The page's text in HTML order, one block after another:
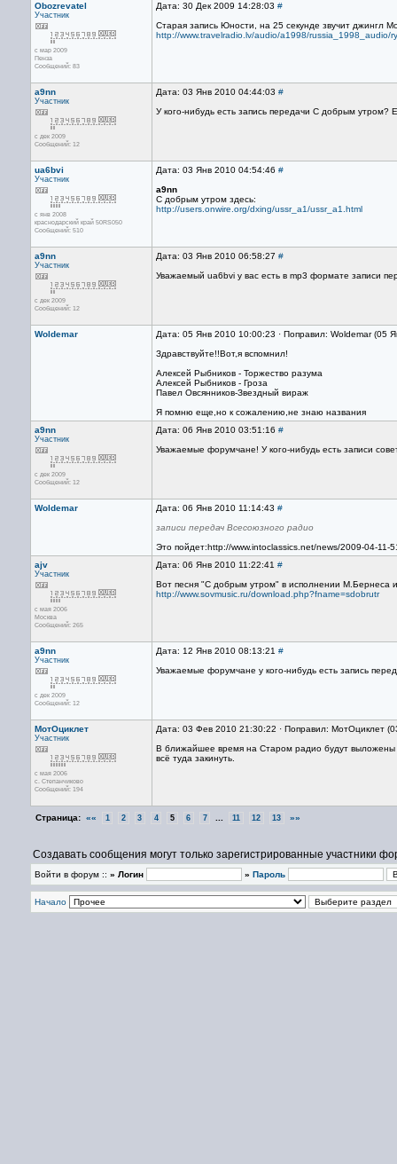
Obozrevatel
Участник
с мар 2009
Пенза
Сообщений: 83
Дата: 30 Дек 2009 14:28:03 #
Старая запись Юности, на 25 секунде звучит джингл
http://www.travelradio.lv/audio/a1998/russia_1998_audio/
a9nn
Участник
с дек 2009
Сообщений: 12
Дата: 03 Янв 2010 04:44:03 #
У кого-нибудь есть запись передачи С добрым
ua6bvi
Участник
с янв 2008
краснодарский край 50RS050
Сообщений: 510
Дата: 03 Янв 2010 04:54:46 #
a9nn
С добрым утром здесь:
http://users.onwire.org/dxing/ussr_a1/ussr_a1.html
a9nn
Участник
с дек 2009
Сообщений: 12
Дата: 03 Янв 2010 06:58:27 #
Уважаемый ua6bvi у вас есть в mp3 формате записи
Woldemar
Дата: 05 Янв 2010 10:00:23 · Поправил: Woldemar (05
Здравствуйте!!Вот,я вспомнил!
Алексей Рыбников - Торжество разума
Алексей Рыбников - Гроза
Павел Овсянников-Звездный вираж
Я помню еще,но к сожалению,не знаю названия
a9nn
Участник
с дек 2009
Сообщений: 12
Дата: 06 Янв 2010 03:51:16 #
Уважаемые форумчане! У кого-нибудь есть записи
Woldemar Дата: 06 Янв 2010 11:14:43 #
записи передач Всесоюзного радио
Это пойдет:http://www.intoclassics.net/news/2009-04-11-
ajv
Участник
с мая 2006
Москва
Сообщений: 265
Дата: 06 Янв 2010 11:22:41 #
Вот песня "С добрым утром" в исполнении М.Бернеса
http://www.sovmusic.ru/download.php?fname=sdobrutr
a9nn
Участник
с дек 2009
Сообщений: 12
Дата: 12 Янв 2010 08:13:21 #
Уважаемые форумчане у кого-нибудь есть запись
МотОциклет
Участник
с мая 2006
с. Степанчиково
Сообщений: 194
Дата: 03 Фев 2010 21:30:22 · Поправил: МотОциклет
В ближайшее время на Старом радио будут выложены
всё туда закинуть.
Страница: «« 1 2 3 4 5 6 7 11 12 13 »»
Создавать сообщения могут только зарегистрированные участники
Войти в форум :: » Логин » Пароль
Начало